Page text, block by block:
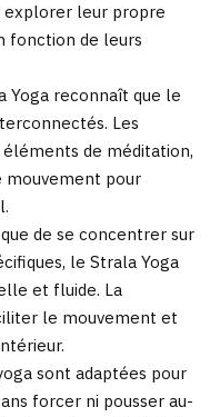
explorer leur propre
fonction de leurs
Yoga reconnaît que le
Les
de méditation,
mouvement pour
de se concentrer sur
le Strala Yoga
et fluide. La
le mouvement et
sont adaptées pour
forcer ni pousser au-